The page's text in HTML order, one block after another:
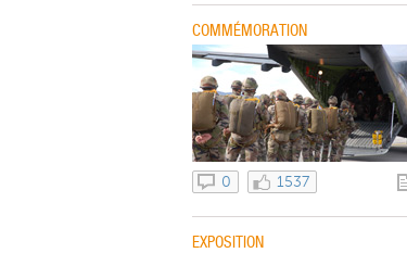
COMMÉMORATION
0 1537
EXPOSITION